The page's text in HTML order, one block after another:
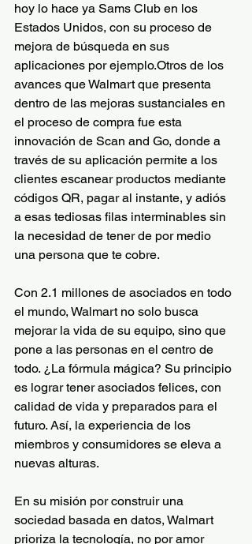
hoy lo hace ya Sams Club en los
Estados Unidos, con su proceso de
mejora de búsqueda en sus
aplicaciones por ejemplo.Otros de los
avances que Walmart que presenta
dentro de las mejoras sustanciales en
el proceso de compra fue esta
innovación de Scan and Go, donde a
través de su aplicación permite a los
clientes escanear productos mediante
códigos QR, pagar al instante, y adiós
a esas tediosas filas interminables sin
la necesidad de tener de por medio
una persona que te cobre.
Con 2.1 millones de asociados en todo
el mundo, Walmart no solo busca
mejorar la vida de su equipo, sino que
pone a las personas en el centro de
todo. ¿La fórmula mágica? Su principio
es lograr tener asociados felices, con
calidad de vida y preparados para el
futuro. Así, la experiencia de los
miembros y consumidores se eleva a
nuevas alturas.
En su misión por construir una
sociedad basada en datos, Walmart
prioriza la tecnología, no por amor